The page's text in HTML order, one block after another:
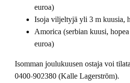
euroa)
Isoja viljeltyjä yli 3 m kuusia,
Amorica (serbian kuusi,
euroa)
Isomman joulukuusen ostaja voi
0400-902380 (Kalle Lagerström).